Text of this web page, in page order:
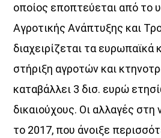
οποίος εποπτεύεται από το
Αγροτικής Ανάπτυξης και
διαχειρίζεται τα ευρωπαϊκά
στήριξη αγροτών και
καταβάλλει 3 δισ. ευρώ
δικαιούχους. Οι αλλαγές στη
το 2017, που άνοιξε